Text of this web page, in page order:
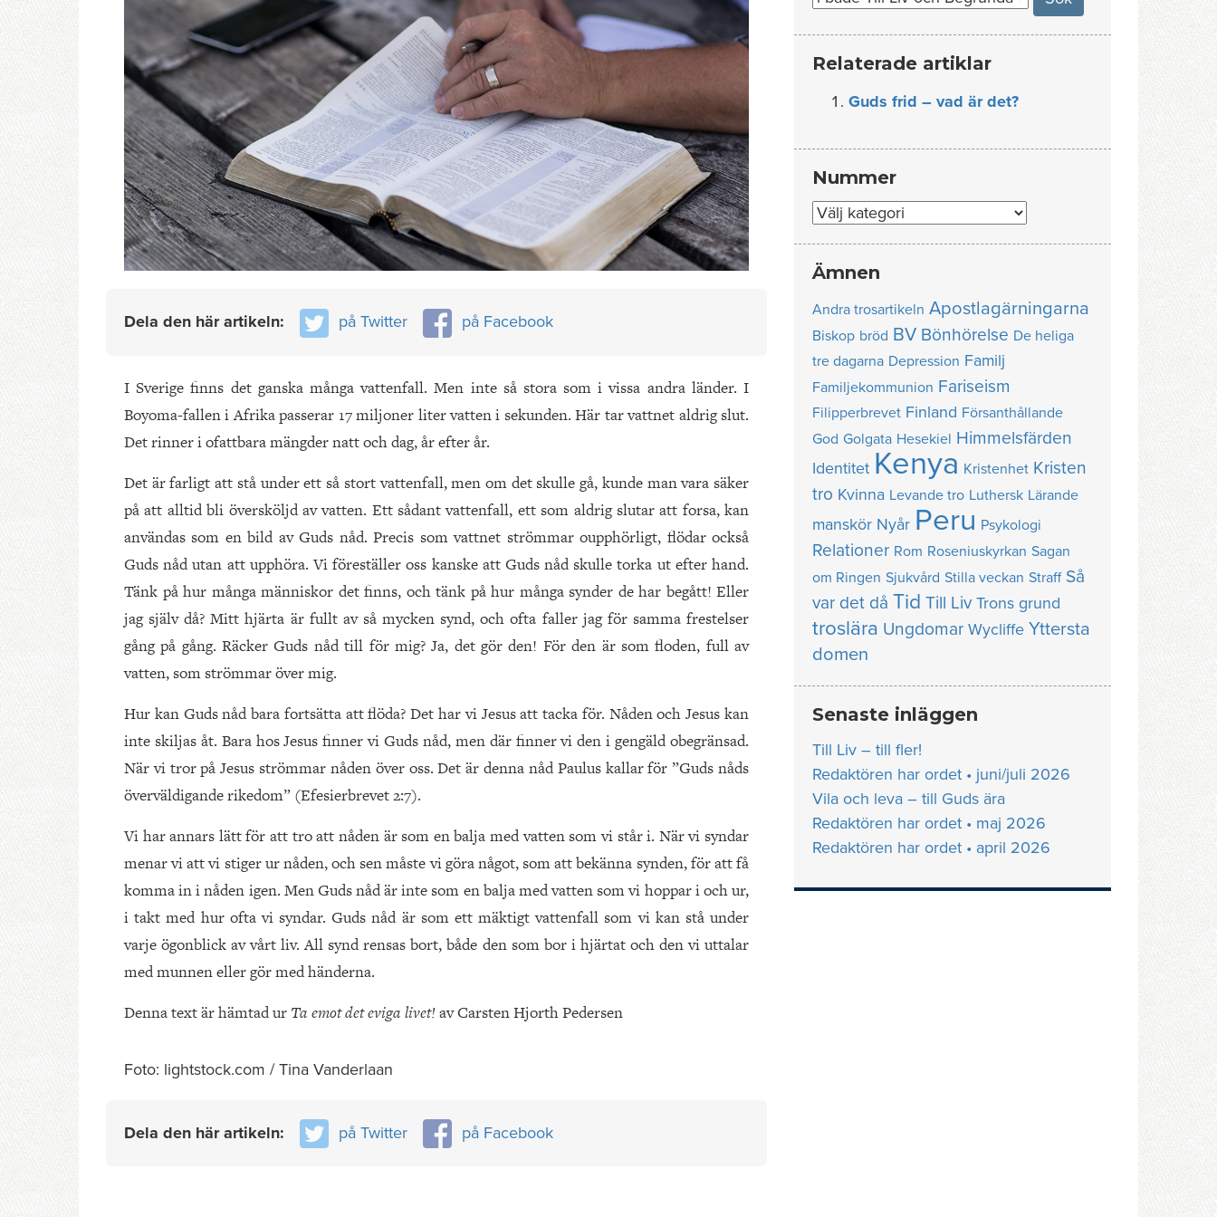
Dela den här artikeln: på Twitter på Facebook
I Sverige finns det ganska många vattenfall. Men inte så stora som i vissa andra länder. I
Boyoma-fallen i Afrika passerar 17 miljoner liter vatten i sekunden. Här tar vattnet aldrig slut.
Det rinner i ofattbara mängder natt och dag, år efter år.
Det är farligt att stå under ett så stort vattenfall, men om det skulle gå, kunde man vara säker
på att alltid bli översköljd av vatten. Ett sådant vattenfall, ett som aldrig slutar att forsa, kan
användas som en bild av Guds nåd. Precis som vattnet strömmar oupphörligt, flödar också
Guds nåd utan att upphöra. Vi föreställer oss kanske att Guds nåd skulle torka ut efter hand.
Tänk på hur många människor det finns, och tänk på hur många synder de har begått! Eller
jag själv då? Mitt hjärta är fullt av så mycken synd, och ofta faller jag för samma frestelser
gång på gång. Räcker Guds nåd till för mig? Ja, det gör den! För den är som floden, full av
vatten, som strömmar över mig.
Hur kan Guds nåd bara fortsätta att flöda? Det har vi Jesus att tacka för. Nåden och Jesus kan
inte skiljas åt. Bara hos Jesus finner vi Guds nåd, men där finner vi den i gengäld obegränsad.
När vi tror på Jesus strömmar nåden över oss. Det är denna nåd Paulus kallar för ”Guds nåds
överväldigande rikedom” (Efesierbrevet 2:7).
Vi har annars lätt för att tro att nåden är som en balja med vatten som vi står i. När vi syndar
menar vi att vi stiger ur nåden, och sen måste vi göra något, som att bekänna synden, för att få
komma in i nåden igen. Men Guds nåd är inte som en balja med vatten som vi hoppar i och ur,
i takt med hur ofta vi syndar. Guds nåd är som ett mäktigt vattenfall som vi kan stå under
varje ögonblick av vårt liv. All synd rensas bort, både den som bor i hjärtat och den vi uttalar
med munnen eller gör med händerna.
Denna text är hämtad ur Ta emot det eviga livet!av Carsten Hjorth Pedersen
Foto: lightstock.com / Tina Vanderlaan
Dela den här artikeln: på Twitter på Facebook
Relaterade artiklar
Guds frid – vad är det?
Nummer
Nummer
Ämnen
Andra trosartikeln Apostlagärningarna
Biskop bröd BV Bönhörelse De heliga
tre dagarna Depression Familj
Familjekommunion Fariseism
Filipperbrevet Finland Försanthållande
God Golgata Hesekiel Himmelsfärden
Identitet Kenya Kristenhet Kristen
tro Kvinna Levande tro Luthersk Lärande
manskör Nyår Peru Psykologi
Relationer Rom Roseniuskyrkan Sagan
om Ringen Sjukvård Stilla veckan Straff Så
var det då Tid Till Liv Trons grund
troslära Ungdomar Wycliffe Yttersta
domen
Senaste inläggen
Till Liv – till fler!
Redaktören har ordet • juni/juli 2026
Vila och leva – till Guds ära
Redaktören har ordet • maj 2026
Redaktören har ordet • april 2026